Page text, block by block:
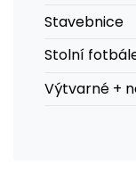
Stavebnice
Stolní
Výtvarné +